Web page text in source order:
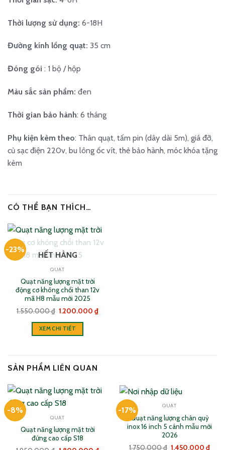
Thời lượng sử dụng: 6-18H
Đường kính lồng quạt: 35 cm
Đóng gói : 1 bộ / hộp
Màu sắc sản phẩm: đen
Thời gian bảo hành: 6 tháng
Phụ kiện kèm theo: Thân quạt, tấm pin (dây dài 5m), giá đỡ,
củ sạc điện 220v, bu lông ốc vít, thẻ bảo hành, móc khóa tặng
kèm
CÓ THỂ BẠN THÍCH…
-23%
HẾT HÀNG
QUẠT
Quạt năng lượng mặt trời
động cơ không chổi than 12v
mã H8 mẫu mới 2025
1.550.000₫ Giá
là:
1.550.000 ₫.
1.200.000₫Giá
XEM CHI TIẾT
SẢN PHẨM LIÊN QUAN
-8%
QUẠT
Quạt năng lượng mặt trời
đứng cao cấp S18
-17% QUẠT
Quạt năng lượng chân quỳ
inox 16 inch 5 cánh mẫu mới
2026
1.750.000₫ Giá
1.450.000₫Giá